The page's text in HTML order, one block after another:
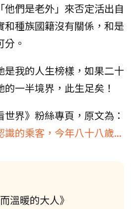
他們是老外」來否定活出自
和種族國籍沒有關係，和是
。
是我的人生榜樣，如果二十
一半境界，此生足矣！
界》粉絲專頁，原文為：
識的乘客，今年八十八歲...
溫暖的大人》